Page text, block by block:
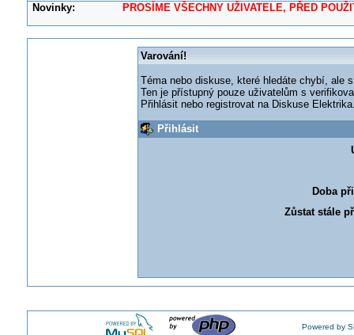
Novinky: PROSÍME VŠECHNY UŽIVATELE, PŘED
Varování!
Téma nebo diskuse, které hledáte chybí, ale
Ten je přístupný pouze uživatelům s
Přihlásit nebo registrovat na Diskuse
Přihlásit
Doba
Zůstat stále
Powered by